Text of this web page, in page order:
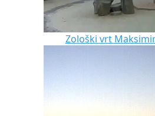
Zološki vrt